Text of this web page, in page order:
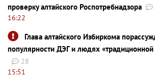
проверку алтайского Роспотребнадзора
16:22
Глава алтайского Избиркома
популярности ДЭГ и людях «традиционной
28
15:51